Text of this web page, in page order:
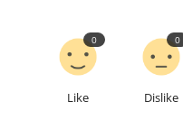
Like
0
Dislike
0